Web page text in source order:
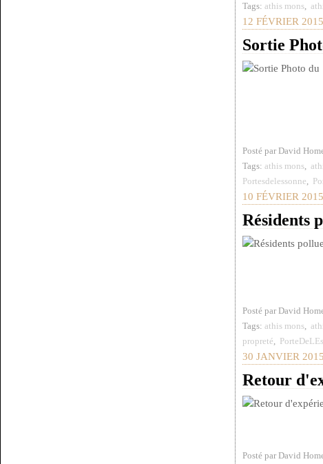
Tags: athis mons,
12 FÉVRIER 2015
Sortie
Posté par David
Tags: athis mons,
Portesdelessonne,
10 FÉVRIER 2015
Résidents
Posté par David
Tags: athis mons,
propreté,
30 JANVIER 2015
Retour
Posté par David